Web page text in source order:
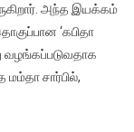
கொல்கத்தா
இலக்கியவாதி
கொதிப்பு
அந்த இயக்கம்
‘கபிதா
வழங்கப்படுவதாக
மம்தா சார்பில்,